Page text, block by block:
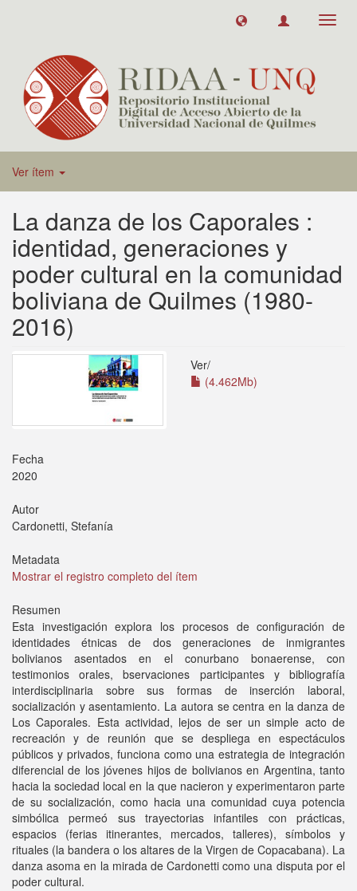
Ver ítem
La danza de los Caporales :
identidad, generaciones y
poder cultural en la comunidad
boliviana de Quilmes (1980-
2016)
Ver/
(4.462Mb)
Fecha
2020
Autor
Cardonetti, Stefanía
Metadata
Mostrar el registro completo del ítem
Resumen
Esta investigación explora los procesos de configuración de
identidades étnicas de dos generaciones de inmigrantes
bolivianos asentados en el conurbano bonaerense, con
testimonios orales, bservaciones participantes y bibliografía
interdisciplinaria sobre sus formas de inserción laboral,
socialización y asentamiento. La autora se centra en la danza de
Los Caporales. Esta actividad, lejos de ser un simple acto de
recreación y de reunión que se despliega en espectáculos
públicos y privados, funciona como una estrategia de integración
diferencial de los jóvenes hijos de bolivianos en Argentina, tanto
hacia la sociedad local en la que nacieron y experimentaron parte
de su socialización, como hacia una comunidad cuya potencia
simbólica permeó sus trayectorias infantiles con prácticas,
espacios (ferias itinerantes, mercados, talleres), símbolos y
rituales (la bandera o los altares de la Virgen de Copacabana). La
danza asoma en la mirada de Cardonetti como una disputa por el
poder cultural.